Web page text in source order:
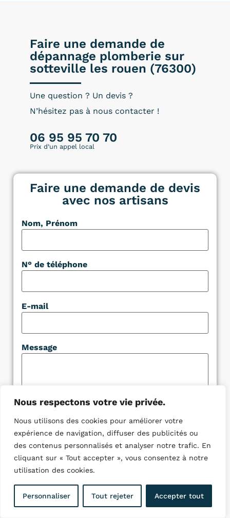
Nous respectons votre vie privée.
Nous utilisons des cookies pour améliorer votre
expérience de navigation, diffuser des publicités ou
des contenus personnalisés et analyser notre trafic. En
cliquant sur « Tout accepter », vous consentez à notre
utilisation des cookies.
Personnaliser Tout rejeter Accepter tout
Faire une demande de
dépannage plomberie sur
sotteville les rouen (76300)
Une question ? Un devis ?
N’hésitez pas à nous contacter !
06 95 95 70 70
Prix d’un appel local
Faire une demande de devis
avec nos artisans
Nom, Prénom
N° de téléphone
E-mail
Message
Pièce jointe